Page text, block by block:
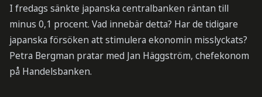
I fredags sänkte japanska centralbanken räntan till
minus 0,1 procent. Vad innebär detta? Har de tidigare
japanska försöken att stimulera ekonomin misslyckats?
Petra Bergman pratar med Jan Häggström, chefekonom
på Handelsbanken.